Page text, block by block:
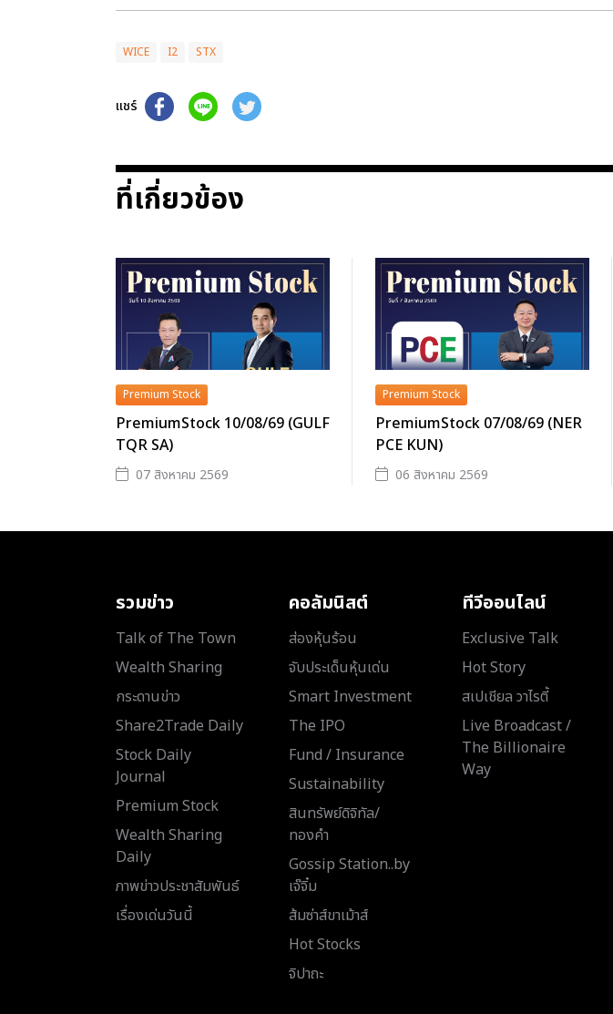
WICE I2 STX
แชร์
ที่เกี่ยวข้อง
Premium Stock
PremiumStock 10/08/69 (GULF
TQR SA)
07 สิงหาคม 2569
Premium Stock
PremiumStock 07/08/69 (NER
PCE KUN)
06 สิงหาคม 2569
รวมข่าว
Talk of The Town
Wealth Sharing
กระดานข่าว
Share2Trade Daily
Stock Daily
Journal
Premium Stock
Wealth Sharing
Daily
ภาพข่าวประชาสัมพันธ์
เรื่องเด่นวันนี้
คอลัมนิสต์
ส่องหุ้นร้อน
จับประเด็นหุ้นเด่น
Smart Investment
The IPO
Fund / Insurance
Sustainability
สินทรัพย์ดิจิทัล/
ทองคำ
Gossip Station..by
เจ๊จิ๋ม
ส้มซ่าส์ขาเม้าส์
Hot Stocks
จิปาถะ
ทีวีออนไลน์
Exclusive Talk
Hot Story
สเปเชียล วาไรตี้
Live Broadcast /
The Billionaire
Way